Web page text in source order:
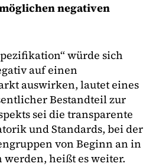
negativen
würde sich
auf einen
auswirken, lautet eines
Bestandteil zur
sei die transparente
und Standards, bei der
von Beginn an in
werden, heißt es weiter.